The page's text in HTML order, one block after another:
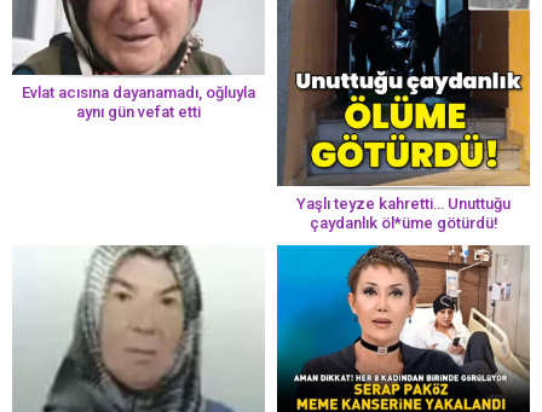
Evlat acısına dayanamadı, oğluyla
aynı gün vefat etti
Yaşlı teyze kahretti… Unuttuğu
çaydanlık öl*üme götürdü!